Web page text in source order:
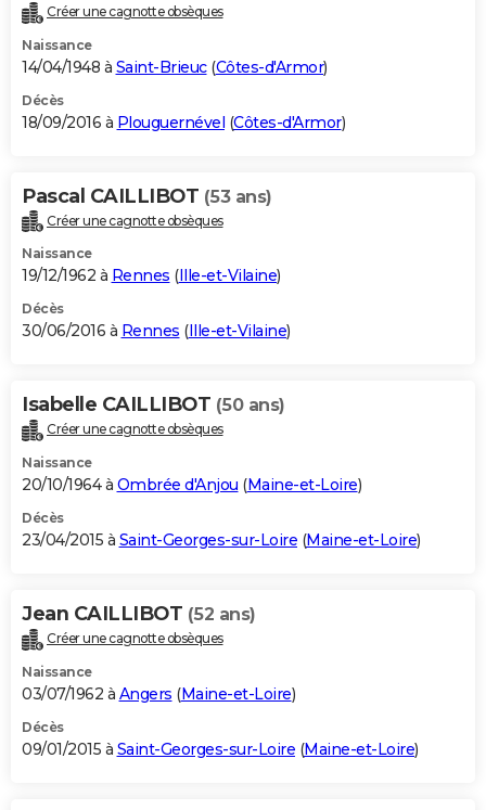
Créer une cagnotte obsèques
Naissance
14/04/1948 à Saint-Brieuc(Côtes-d'Armor)
Décès
18/09/2016 à Plouguernével (Côtes-d'Armor)
Pascal CAILLIBOT (53 ans)
Créer une cagnotte obsèques
Naissance
19/12/1962 à Rennes (Ille-et-Vilaine)
Décès
30/06/2016 à Rennes (Ille-et-Vilaine)
Isabelle CAILLIBOT (50 ans)
Créer une cagnotte obsèques
Naissance
20/10/1964 à Ombrée d'Anjou (Maine-et-Loire)
Décès
23/04/2015 à Saint-Georges-sur-Loire (Maine-et-Loire)
Jean CAILLIBOT (52 ans)
Créer une cagnotte obsèques
Naissance
03/07/1962 à Angers (Maine-et-Loire)
Décès
09/01/2015 à Saint-Georges-sur-Loire (Maine-et-Loire)